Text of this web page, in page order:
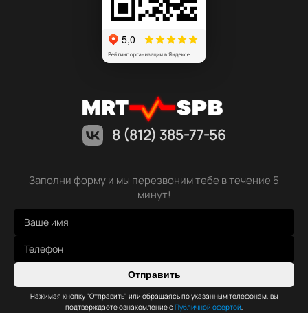
8 (812) 385-77-56
Заполни форму и мы перезвоним тебе в течение 5
минут!
Отправить
Нажимая кнопку "Отправить" или обращаясь по указанным телефонам, вы
подтверждаете ознакомление с Публичной офертой,